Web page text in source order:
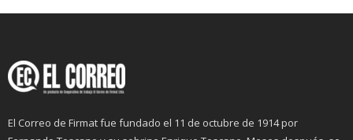
El Correo de Firmat fue fundado el 11 de octubre de 1914 por